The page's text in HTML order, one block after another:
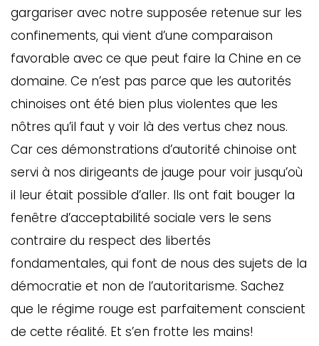
gargariser avec notre supposée retenue sur les
confinements, qui vient d’une comparaison
favorable avec ce que peut faire la Chine en ce
domaine. Ce n’est pas parce que les autorités
chinoises ont été bien plus violentes que les
nôtres qu’il faut y voir là des vertus chez nous.
Car ces démonstrations d’autorité chinoise ont
servi à nos dirigeants de jauge pour voir jusqu’où
il leur était possible d’aller. Ils ont fait bouger la
fenêtre d’acceptabilité sociale vers le sens
contraire du respect des libertés
fondamentales, qui font de nous des sujets de la
démocratie et non de l’autoritarisme. Sachez
que le régime rouge est parfaitement conscient
de cette réalité. Et s’en frotte les mains!